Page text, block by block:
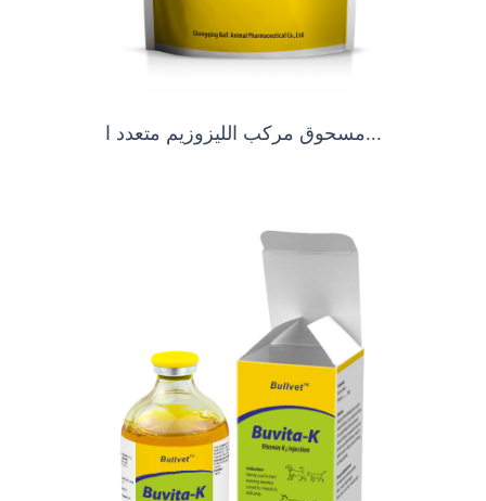
مسحوق مركب الليزوزيم متعدد ا...